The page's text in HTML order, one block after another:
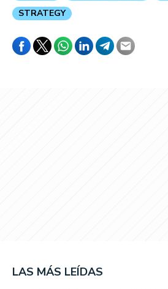
STRATEGY
LAS MÁS LEÍDAS